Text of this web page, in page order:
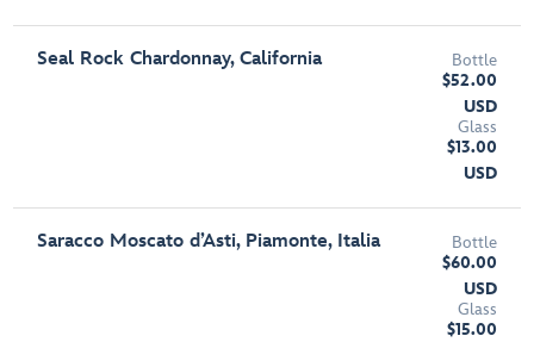
Seal Rock Chardonnay, California
Bottle
$52.00
USD
Glass
$13.00
USD
Saracco Moscato d’Asti, Piamonte, Italia
Bottle
$60.00
USD
Glass
$15.00